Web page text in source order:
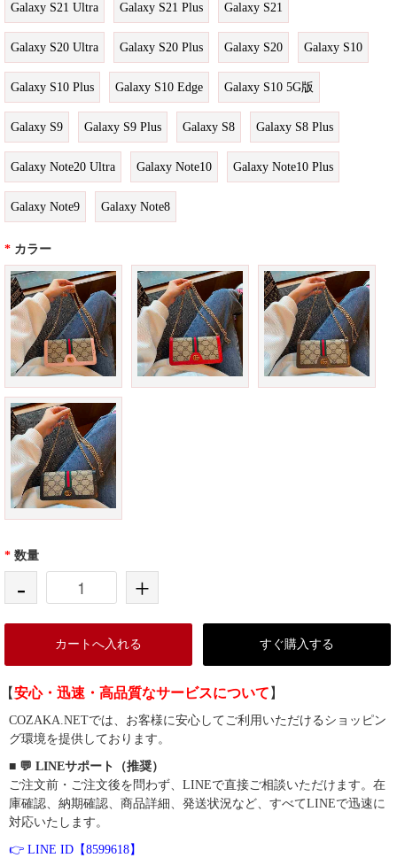
Galaxy S21 Ultra Galaxy S21 Plus Galaxy S21
Galaxy S20 Ultra Galaxy S20 Plus Galaxy S20 Galaxy S10
Galaxy S10 Plus Galaxy S10 Edge Galaxy S10 5G版
Galaxy S9 Galaxy S9 Plus Galaxy S8 Galaxy S8 Plus
Galaxy Note20 Ultra Galaxy Note10 Galaxy Note10 Plus
Galaxy Note9 Galaxy Note8
* カラー
* 数量
- +
カートへ入れる すぐ購入する
【安心・迅速・高品質なサービスについて 】
COZAKA.NETでは、お客様に安心してご利用いただけるショッピン
グ環境を提供しております。
■ 💬 LINEサポート（推奨）
ご注文前・ご注文後を問わず、LINEで直接ご相談いただけます。在
庫確認、納期確認、商品詳細、発送状況など、すべてLINEで迅速に
対応いたします。
👉 LINE ID【8599618】